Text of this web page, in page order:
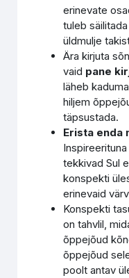
erinevate
tuleb
üldmulje
Ära kirjuta
vaid pane
läheb
hiljem
täpsustada.
Erista enda
tekkivad Sul
konspekti
erinevaid
Konspekti
on tahvlil,
õppejõud
õppejõud
poolt antav